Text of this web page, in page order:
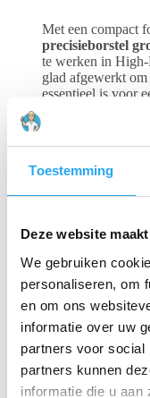
Toestemming
Deze website
We gebruiken
personaliseren, om
en om ons
informatie over uw
partners voor social
partners kunnen
informatie die u aan
Met een compact
precisieborstel
te werken in
glad afgewerkt
essentieel is voor
hittebestendig tot
Gerelateerde